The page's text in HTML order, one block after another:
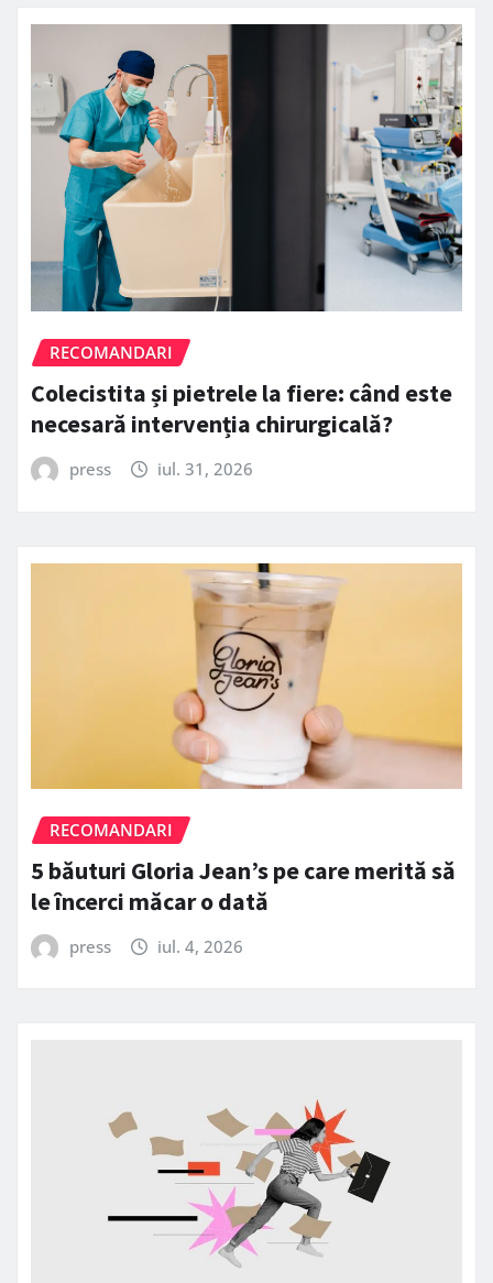
RECOMANDARI
Colecistita și pietrele la fiere: când este
necesară intervenția chirurgicală?
press iul. 31, 2026
RECOMANDARI
5 băuturi Gloria Jean’s pe care merită să
le încerci măcar o dată
press iul. 4, 2026